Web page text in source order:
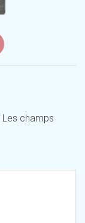
Les champs